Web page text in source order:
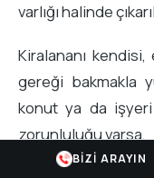
varlığı halinde
Kiralananı
gereği bakmakla
konut ya da
zorunluluğu varsa,
BIZI ARAYIN